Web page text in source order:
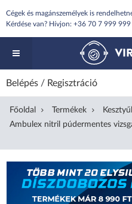
Cégek és magánszemélyek is
Kérdése van? Hívjon: +36 70 7 999 999
Belépés / Regisztráció
Főoldal Termékek
Ambulex nitril púdermentes